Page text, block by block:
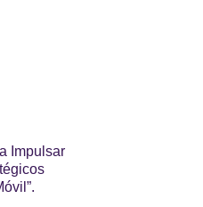
Impulsar